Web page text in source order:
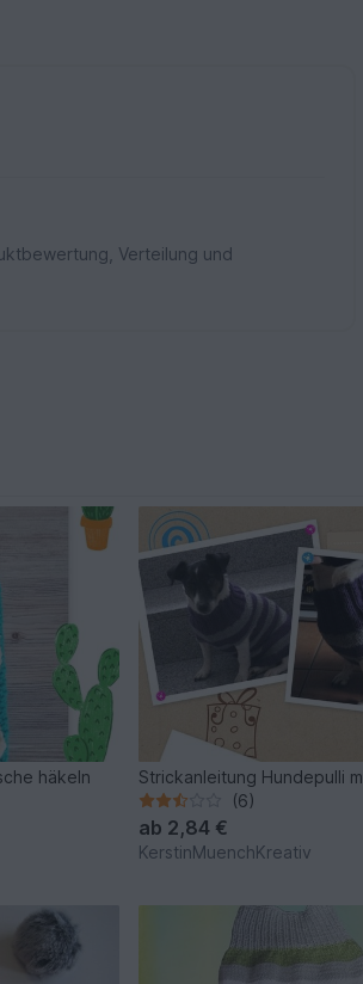
Verteilung und
häkeln
Strickanleitung Hundepulli
(6)
ab 2,84 €
KerstinMuenchKreativ